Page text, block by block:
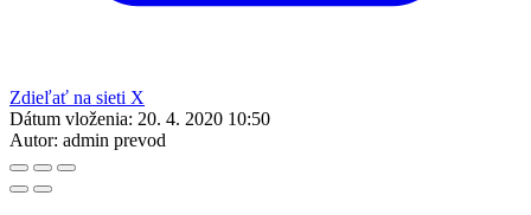
Zdieľať na sieti X
Dátum vloženia: 20. 4. 2020 10:50
Autor: admin prevod